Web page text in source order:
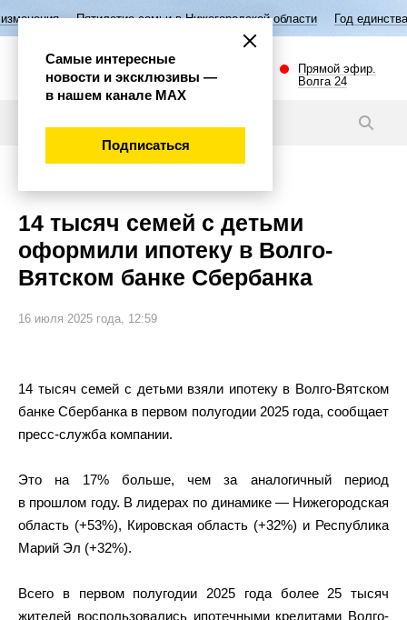
семьи в Нижегородской области Год единства народов России
Прямой эфир.
Волга 24
14 тысяч семей с детьми
оформили ипотеку в Волго-
Вятском банке Сбербанка
16 июля 2025 года, 12:59
14 тысяч семей с детьми взяли ипотеку в Волго-Вятском
банке Сбербанка в первом полугодии 2025 года, сообщает
пресс-служба компании.
Это на 17% больше, чем за аналогичный период
в прошлом году. В лидерах по динамике — Нижегородская
область (+53%), Кировская область (+32%) и Республика
Марий Эл (+32%).
Всего в первом полугодии 2025 года более 25 тысяч
жителей воспользовались ипотечными кредитами Волго-
Самые интересные
новости и эксклюзивы —
в нашем канале МАХ
Подписаться